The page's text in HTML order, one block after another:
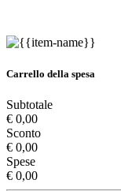
Carrello della spesa
Subtotale
€ 0,00
Sconto
€ 0,00
Spese
€ 0,00